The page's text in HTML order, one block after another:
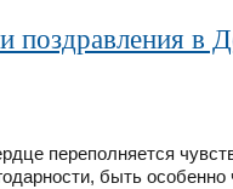
поздравления в
переполняется
быть